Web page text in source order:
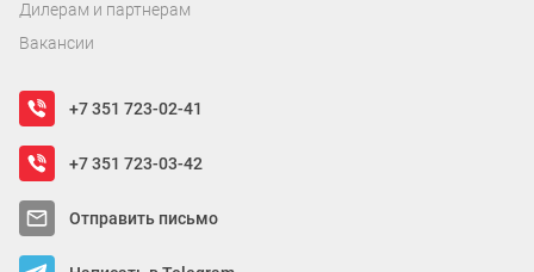
Дилерам и партнерам
Вакансии
+7 351 723-02-41
+7 351 723-03-42
Отправить письмо